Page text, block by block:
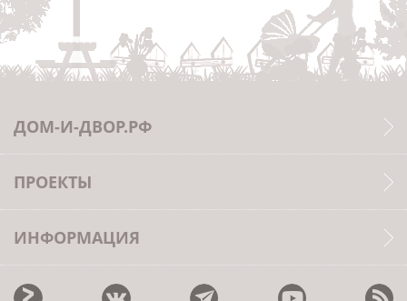
ДОМ-И-ДВОР.РФ
ПРОЕКТЫ
ИНФОРМАЦИЯ